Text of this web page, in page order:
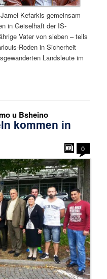
Kefarkis gemeinsam
in Geiselhaft der IS-
Vater von sieben – teils
Roden in Sicherheit
Landsleute im
u Bsheino
kommen in
0